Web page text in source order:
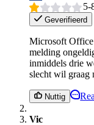
5-
Geverifieerd
Microsoft Office
melding
inmiddels drie
slecht wil graag
Nuttig
Vic